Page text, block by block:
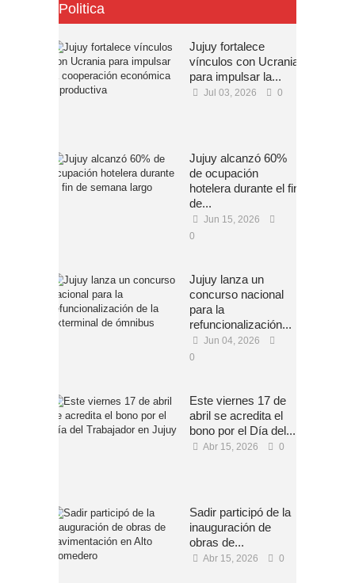
Politica
Jujuy fortalece
vínculos con Ucrania
para impulsar la...
Jul 03, 2026 0
Jujuy alcanzó 60%
de ocupación
hotelera durante el fin
de...
Jun 15, 2026
0
Jujuy lanza un
concurso nacional
para la
refuncionalización...
Jun 04, 2026
0
Este viernes 17 de
abril se acredita el
bono por el Día del...
Abr 15, 2026 0
Sadir participó de la
inauguración de
obras de...
Abr 15, 2026 0